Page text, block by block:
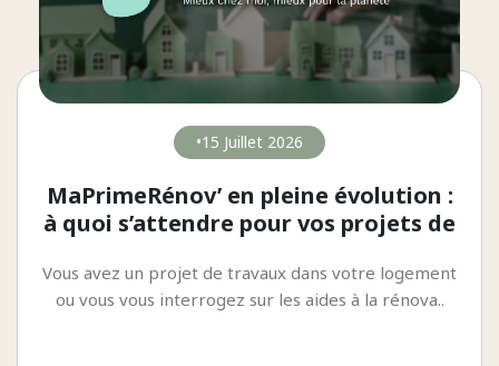
15 Juillet 2026
MaPrimeRénov’ en pleine évolution :
à quoi s’attendre pour vos projets de
Vous avez un projet de travaux dans votre logement
ou vous vous interrogez sur les aides à la rénova..